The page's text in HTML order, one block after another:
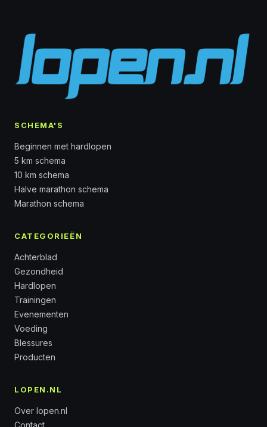
SCHEMA'S
Beginnen met hardlopen
5 km schema
10 km schema
Halve marathon schema
Marathon schema
CATEGORIEËN
Achterblad
Gezondheid
Hardlopen
Trainingen
Evenementen
Voeding
Blessures
Producten
LOPEN.NL
Over lopen.nl
Contact